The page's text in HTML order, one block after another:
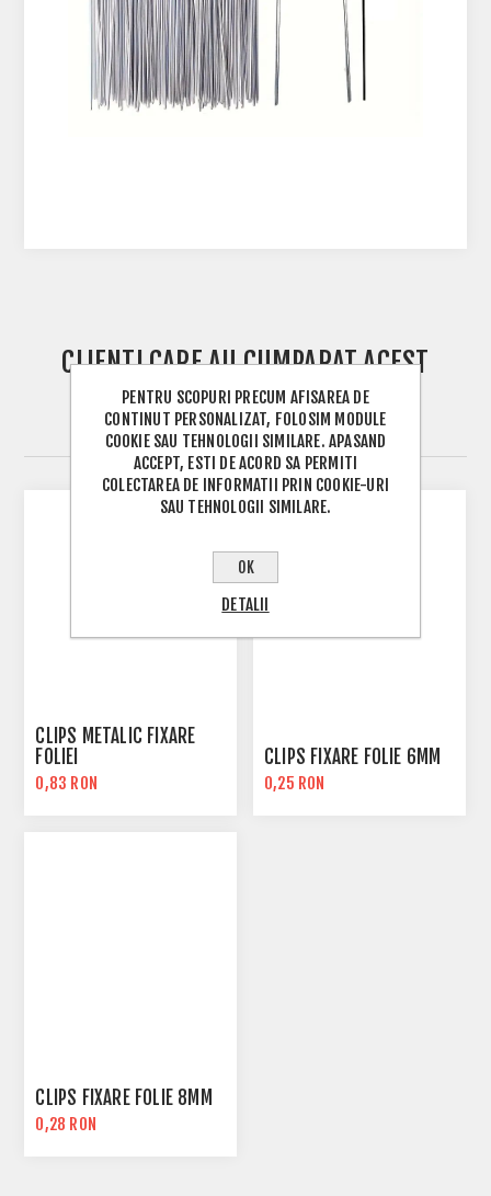
CLIENTI CARE AU CUMPARAT ACEST
PRODUS AU MAI CUMPARAT SI
URMATOARELE PRODUSE
CLIPS METALIC FIXARE
FOLIEI
0,83 RON
CLIPS FIXARE FOLIE 6MM
0,25 RON
CLIPS FIXARE FOLIE 8MM
0,28 RON
PENTRU SCOPURI PRECUM AFISAREA DE
CONTINUT PERSONALIZAT, FOLOSIM MODULE
COOKIE SAU TEHNOLOGII SIMILARE. APASAND
ACCEPT, ESTI DE ACORD SA PERMITI
COLECTAREA DE INFORMATII PRIN COOKIE-URI
SAU TEHNOLOGII SIMILARE.
OK
DETALII